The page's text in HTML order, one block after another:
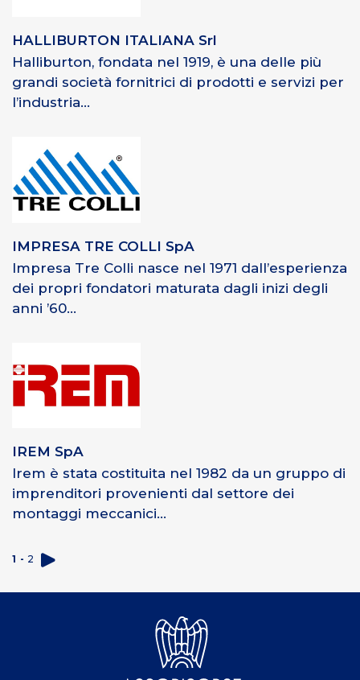
HALLIBURTON ITALIANA Srl
Halliburton, fondata nel 1919, è una delle più
grandi società fornitrici di prodotti e servizi per
l’industria...
IMPRESA TRE COLLI SpA
Impresa Tre Colli nasce nel 1971 dall’esperienza
dei propri fondatori maturata dagli inizi degli
anni ’60...
IREM SpA
Irem è stata costituita nel 1982 da un gruppo di
imprenditori provenienti dal settore dei
montaggi meccanici...
1 2